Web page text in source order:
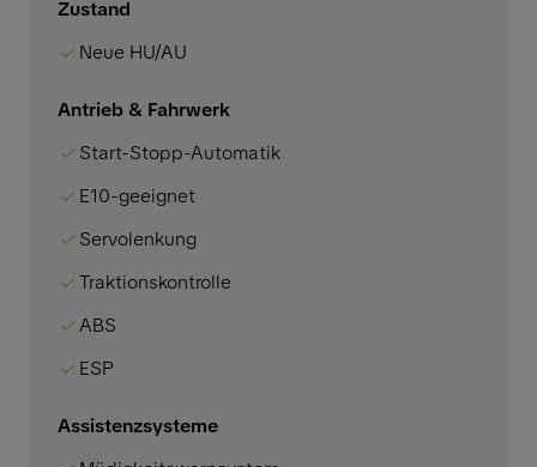
Zustand
Neue HU/AU
Antrieb & Fahrwerk
Start-Stopp-Automatik
E10-geeignet
Servolenkung
Traktionskontrolle
ABS
ESP
Assistenzsysteme